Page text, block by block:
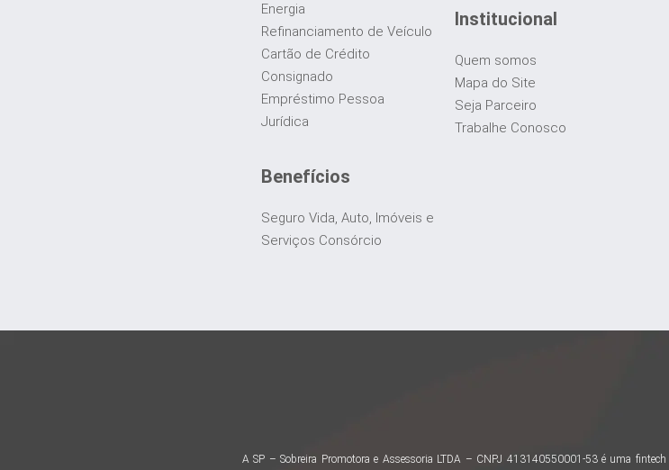
Energia
Refinanciamento de Veículo
Cartão de Crédito
Consignado
Empréstimo Pessoa
Jurídica
Benefícios
Seguro Vida, Auto, Imóveis e
Serviços Consórcio
Institucional
Quem somos
Mapa do Site
Seja Parceiro
Trabalhe Conosco
A SP – Sobreira Promotora e Assessoria LTDA – CNPJ 413140550001-53 é uma